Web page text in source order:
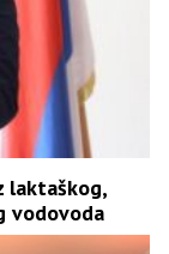
laktaškog,
vodovoda